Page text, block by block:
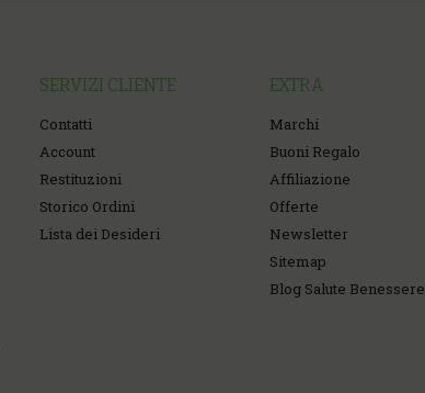
SERVIZI CLIENTE
Contatti
Account
Restituzioni
Storico Ordini
Lista dei Desideri
EXTRA
Marchi
Buoni Regalo
Affiliazione
Offerte
Newsletter
Sitemap
Blog Salute Benessere